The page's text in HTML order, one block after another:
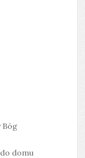
Bóg
domu